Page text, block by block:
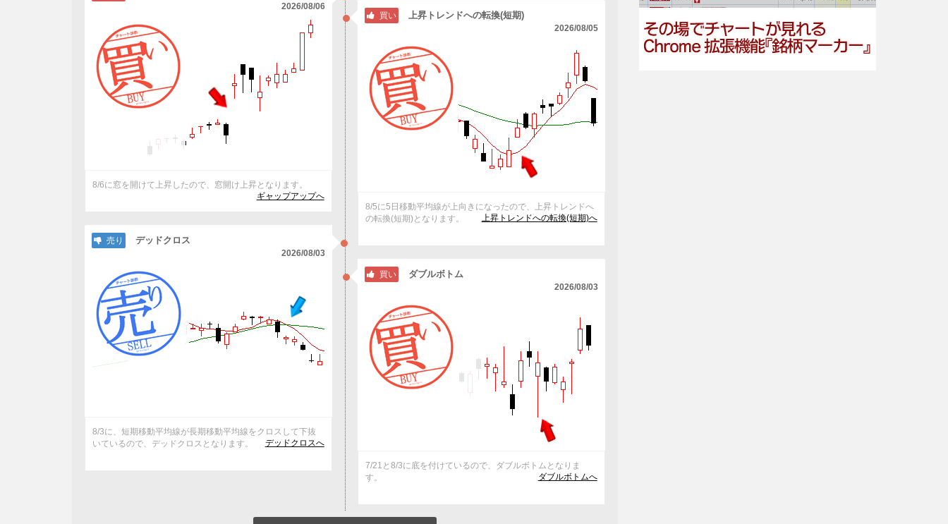
2026/08/06
8/6に窓を開けて上昇したので、窓開け上昇となります。
ギャップアップへ
買い 上昇トレンドへの転換(短期)
2026/08/05
8/5に5日移動平均線が上向きになったので、上昇トレンドへ
の転換(短期)となります。
上昇トレンドへの転換(短期)へ
売り デッドクロス
2026/08/03
8/3に、短期移動平均線が長期移動平均線をクロスして下抜
いているので、デッドクロスとなります。
デッドクロスへ
買い ダブルボトム
2026/08/03
7/21と8/3に底を付けているので、ダブルボトムとなりま
す。
ダブルボトムへ